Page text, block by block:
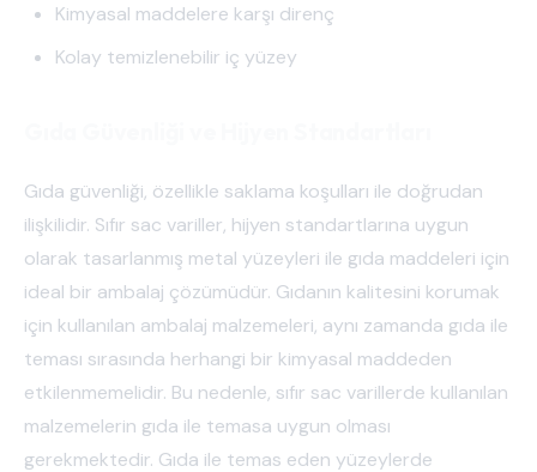
Kimyasal maddelere karşı direnç
Kolay temizlenebilir iç yüzey
Gıda güvenliği, özellikle saklama koşulları ile doğrudan
ilişkilidir. Sıfır sac variller, hijyen standartlarına uygun
olarak tasarlanmış metal yüzeyleri ile gıda maddeleri için
ideal bir ambalaj çözümüdür. Gıdanın kalitesini korumak
için kullanılan ambalaj malzemeleri, aynı zamanda gıda ile
teması sırasında herhangi bir kimyasal maddeden
etkilenmemelidir. Bu nedenle, sıfır sac varillerde kullanılan
malzemelerin gıda ile temasa uygun olması
gerekmektedir. Gıda ile temas eden yüzeylerde